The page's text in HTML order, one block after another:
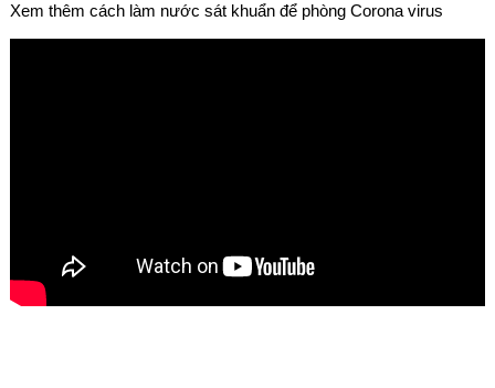
Xem thêm cách làm nước sát khuẩn để phòng Corona virus